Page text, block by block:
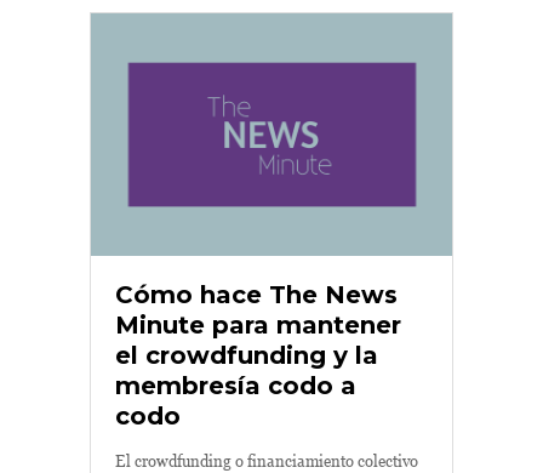
Cómo hace The News
Minute para mantener
el crowdfunding y la
membresía codo a
codo
El crowdfunding o financiamiento colectivo